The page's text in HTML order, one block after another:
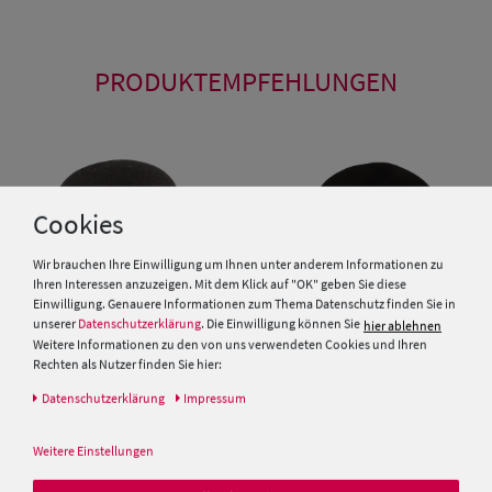
PRODUKTEMPFEHLUNGEN
Meisteratelier Breiter München
99,95 €
Cookies
Wir brauchen Ihre Einwilligung um Ihnen unter anderem Informationen zu
Ihren Interessen anzuzeigen. Mit dem Klick auf "OK" geben Sie diese
Einwilligung. Genauere Informationen zum Thema Datenschutz finden Sie in
unserer Datenschutzerklärung. Die Einwilligung können Sie hier ablehnen
Weitere Informationen zu den von uns verwendeten Cookies und Ihren
Rechten als Nutzer finden Sie hier:
Daten­schutz­erklärung Impressum
Weitere Einstellungen